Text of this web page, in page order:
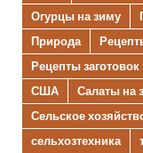
Огурцы на зиму
Природа
Рецепты заготовок
США
Салаты на
Сельское
сельхозтехника